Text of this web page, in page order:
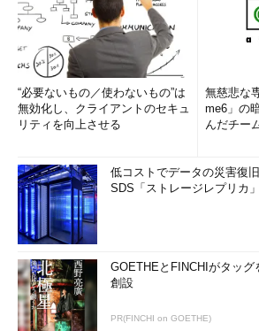
“必要ないもの／使わないもの”は
無効化し、クライアントのセキュ
リティを向上させる
無慈悲な
me6」の
んだチー
低コストでデータの災害復
SDS「ストレージレプリカ
GOETHEとFINCHIがタッグ
創設
PR(FINCHI on GOETHE)